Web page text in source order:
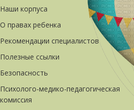
Наши корпуса
О правах ребенка
Рекомендации специалистов
Полезные ссылки
Безопасность
Психолого-медико-педагогическая
комиссия